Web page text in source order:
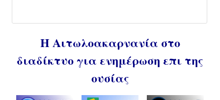
Η Αιτωλοακαρνανία στο
διαδίκτυο για ενημέρωση επι της
ουσίας